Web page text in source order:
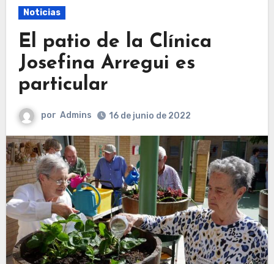
Noticias
El patio de la Clínica
Josefina Arregui es
particular
por Admins 16 de junio de 2022